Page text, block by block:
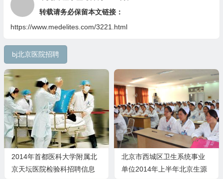
转载请务必保留本文链接：
https://www.medelites.com/3221.html
bj北京医院招聘
2014年首都医科大学附属北
京天坛医院检验科招聘信息
北京市西城区卫生系统事业
单位2014年上半年北京生源